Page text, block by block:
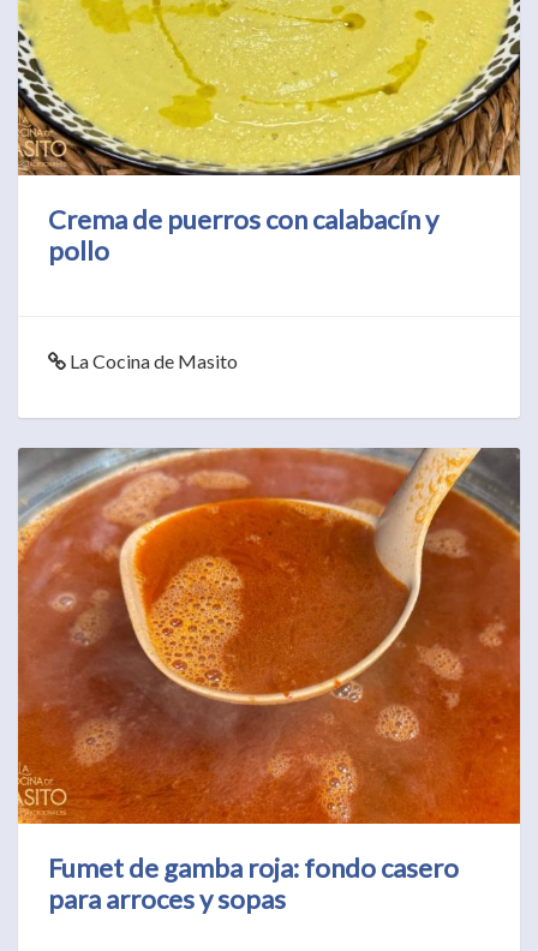
Crema de puerros con calabacín y
pollo
La Cocina de Masito
Fumet de gamba roja: fondo casero
para arroces y sopas